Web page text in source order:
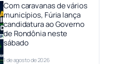
Com caravanas de vários
municípios, Fúria lança
candidatura ao Governo
de Rondônia neste
sábado
1 de agosto de 2026